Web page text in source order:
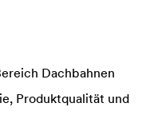
Dachbahnen
Produktqualität und